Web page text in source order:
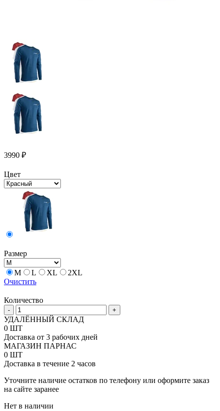
3990 ₽
Цвет
Размер
M L XL
2XL
Очистить
Количество
-
Количество
товара
Толстовка
Factory
Effex
Honda
Racing
+
УДАЛЁННЫЙ СКЛАД
0 ШТ
Доставка от 3 рабочих дней
МАГАЗИН ПАРНАС
0 ШТ
Доставка в течение 2 часов
Уточните наличие остатков по телефону или оформите заказ
на сайте заранее
Нет в наличии